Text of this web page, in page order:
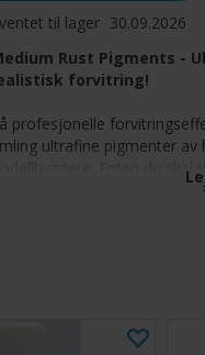
til lager 30.09.2026
Rust Pigments -
forvitring!
profesjonelle
ultrafine pigmenter
Enten du
kan disse allsidige
Pigment Fixer eller White